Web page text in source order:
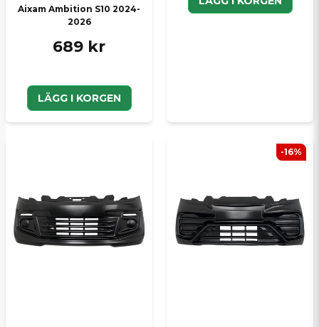
Aixam Ambition S10 2024-
2026
689 kr
LÄGG I KORGEN
-16%